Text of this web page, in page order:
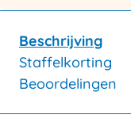
Beschrijving
Staffelkorting
Beoordelingen